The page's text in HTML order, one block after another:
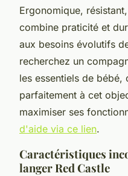
Ergonomique,
combine praticité et
aux besoins évolutifs
recherchez un
les essentiels de bébé,
parfaitement à cet
maximiser ses
d'aide via ce lien.
Caractéristiques
langer Red Castle